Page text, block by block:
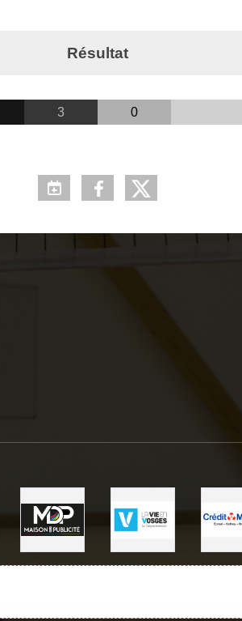
Résultat
3 0